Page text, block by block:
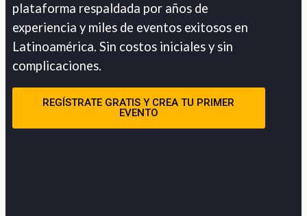
plataforma respaldada por años de
experiencia y miles de eventos exitosos en
Latinoamérica. Sin costos iniciales y sin
complicaciones.
REGÍSTRATE GRATIS Y CREA TU PRIMER
EVENTO